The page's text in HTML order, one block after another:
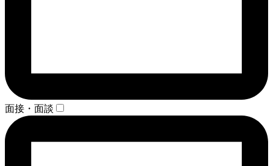
面接・面談